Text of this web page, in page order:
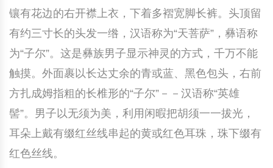
镶有花边的右开襟上衣，下着多褶宽脚长裤。头顶留
有约三寸长的头发一绺，汉语称为“天菩萨”，彝语称
为“子尔”。这是彝族男子显示神灵的方式，千万不能
触摸。外面裹以长达丈余的青或蓝、黑色包头，右前
方扎成姆指粗的长椎形的“子尔”－－汉语称“英雄
髻”。男子以无须为美，利用闲暇把胡须一一拔光，
耳朵上戴有缀红丝线串起的黄或红色耳珠，珠下缀有
红色丝线。